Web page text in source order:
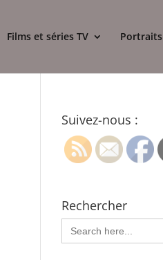
Films et séries TV Portraits
Suivez-nous :
Rechercher
Search
for: